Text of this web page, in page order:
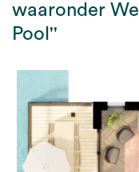
waaronder
Pool''